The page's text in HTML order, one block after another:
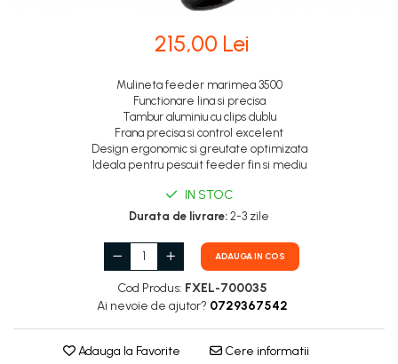
215,00 Lei
Mulineta feeder marimea 3500
Functionare lina si precisa
Tambur aluminiu cu clips dublu
Frana precisa si control excelent
Design ergonomic si greutate optimizata
Ideala pentru pescuit feeder fin si mediu
IN STOC
Durata de livrare: 2-3 zile
ADAUGA IN COS
Cod Produs: FXEL-700035
Ai nevoie de ajutor? 0729367542
Adauga la Favorite Cere informatii